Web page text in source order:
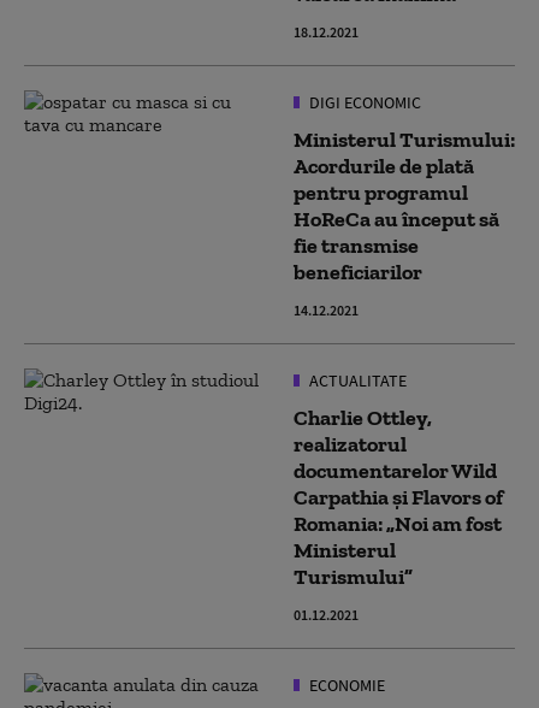
18.12.2021
DIGI ECONOMIC
Ministerul Turismului:
Acordurile de plată
pentru programul
HoReCa au început să
fie transmise
beneficiarilor
14.12.2021
ACTUALITATE
Charlie Ottley,
realizatorul
documentarelor Wild
Carpathia și Flavors of
Romania: „Noi am fost
Ministerul
Turismului”
01.12.2021
ECONOMIE